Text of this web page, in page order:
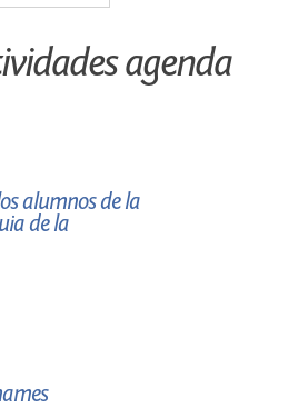
agenda
alumnos de la
de la